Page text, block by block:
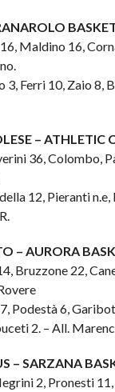
Maldino 16,
3, Ferri 10, Zaio 8,
– ATHLETIC
36, Colombo,
12, Pieranti
– AURORA
Bruzzone 22,
Podestà 6,
2. – All.
– SARZANA
2, Pronesti